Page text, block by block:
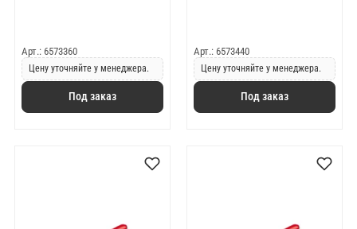
Арт.: 6573360
Цену уточняйте у менеджера.
Под заказ
Арт.: 6573440
Цену уточняйте у менеджера.
Под заказ